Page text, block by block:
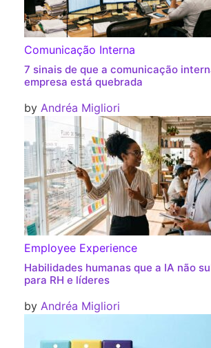
Comunicação Interna
7 sinais de que a comunicação
empresa está quebrada
by Andréa Migliori
Employee Experience
Habilidades humanas que a IA não
para RH e líderes
by Andréa Migliori